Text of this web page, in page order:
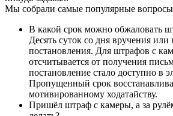
Мы собрали самые популярные
В какой срок можно обжаловать
Десять суток со дня вручения
постановления. Для штрафов с
отсчитывается от получения
постановление стало доступно в
Пропущенный срок
мотивированному ходатайству.
Пришёл штраф с камеры, а за